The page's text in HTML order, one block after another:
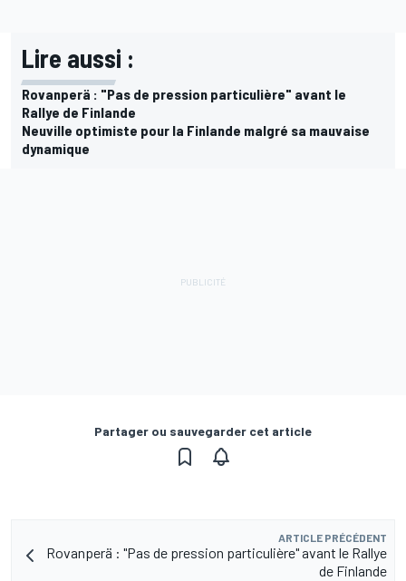
Lire aussi :
Rovanperä : "Pas de pression particulière" avant le
Rallye de Finlande
Neuville optimiste pour la Finlande malgré sa mauvaise
dynamique
Partager ou sauvegarder cet article
ARTICLE PRÉCÉDENT
Rovanperä : "Pas de pression particulière" avant le Rallye
de Finlande